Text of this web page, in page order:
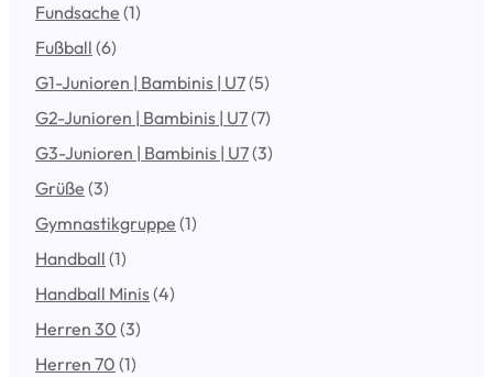
Fundsache (1)
Fußball (6)
G1-Junioren | Bambinis | U7(5)
G2-Junioren | Bambinis | U7(7)
G3-Junioren | Bambinis | U7(3)
Grüße (3)
Gymnastikgruppe (1)
Handball (1)
Handball Minis(4)
Herren 30 (3)
Herren 70 (1)